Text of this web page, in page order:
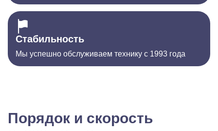
Стабильность
Мы успешно обслуживаем технику с 1993 года
Порядок и скорость